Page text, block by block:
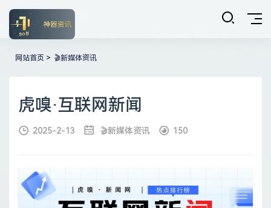
网站首页 > 🎬新媒体资讯
虎嗅·互联网新闻
2025-2-13 🎬新媒体资讯 150